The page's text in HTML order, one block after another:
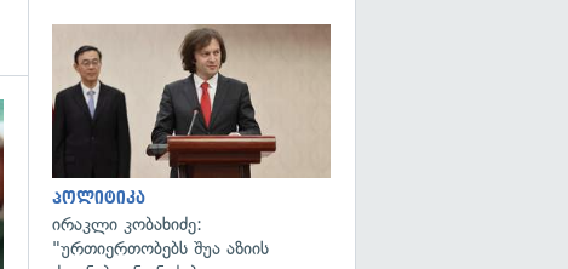
პოლიტიკა
ირაკლი კობახიძე:
"ურთიერთობებს შუა აზიის